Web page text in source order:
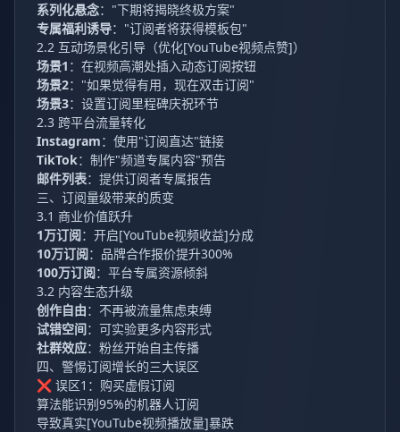
系列化悬念："下期将揭晓终极方案"
专属福利诱导："订阅者将获得模板包"
2.2 互动场景化引导（优化[YouTube视频点赞]）
场景1 ：在视频高潮处插入动态订阅按钮
场景2："如果觉得有用，现在双击订阅"
场景3：设置订阅里程碑庆祝环节
2.3 跨平台流量转化
Instagram：使用"订阅直达"链接
TikTok：制作"频道专属内容"预告
邮件列表：提供订阅者专属报告
三、订阅量级带来的质变
3.1 商业价值跃升
1万订阅：开启[YouTube视频收益]分成
10万订阅：品牌合作报价提升300%
100万订阅：平台专属资源倾斜
3.2 内容生态升级
创作自由：不再被流量焦虑束缚
试错空间：可实验更多内容形式
社群效应：粉丝开始自主传播
四、警惕订阅增长的三大误区
❌ 误区1：购买虚假订阅
算法能识别95%的机器人订阅
导致真实[YouTube视频播放量]暴跌